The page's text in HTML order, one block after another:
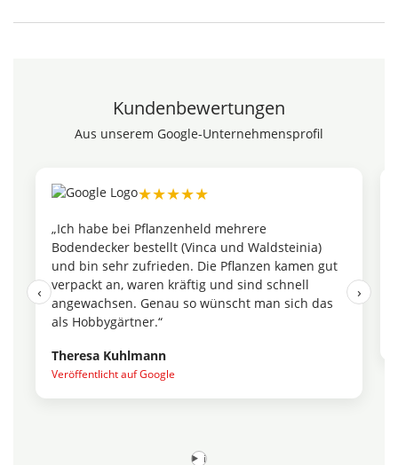
Kundenbewertungen
Aus unserem Google-Unternehmensprofil
★★★★★
„Ich habe bei Pflanzenheld mehrere
Bodendecker bestellt (Vinca und Waldsteinia)
und bin sehr zufrieden. Die Pflanzen kamen gut
verpackt an, waren kräftig und sind schnell
angewachsen. Genau so wünscht man sich das
als Hobbygärtner.“
Theresa Kuhlmann
Veröffentlicht auf Google
ich
‹ ›
i